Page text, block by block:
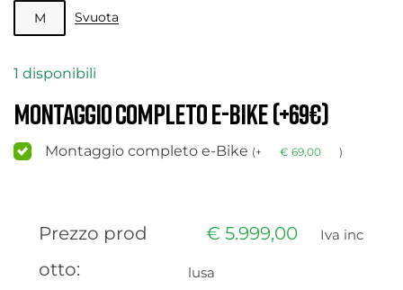
M Svuota
1 disponibili
Montaggio completo e-Bike (+69€)
Montaggio completo e-Bike (+ € 69,00 )
Prezzo prod
otto:
€ 5.999,00 Iva inc
lusa